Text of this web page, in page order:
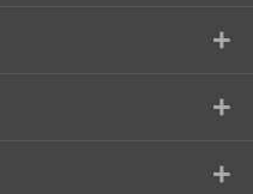
+
+
+